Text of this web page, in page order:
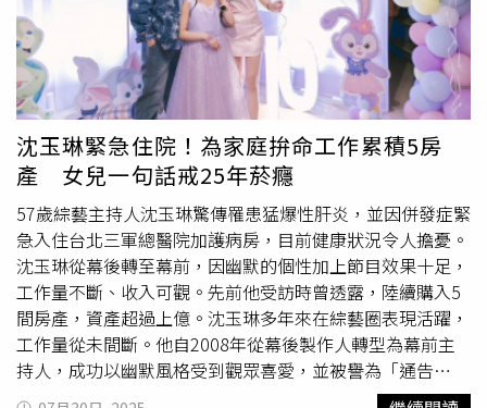
幫）接下來，她與射手座的小禎搭檔主持了4集，又與水瓶
座的阿Ken合作。新的攝影棚、新的節目、新的搭檔和新的
來賓，讓她在尋找自己定位的過程中感到陌生、慌亂與忙
碌。甚至在錄影空檔吃便當時，還會突然冒出「我是誰、我
在哪、我為什麼會在這裡」的奇妙感受，深刻體會到天王星
顛覆性的力量，就是毫無道理地讓人面對變化。她也坦言，
剛接下任務時正逢水逆，幾乎所有錯誤與糾結都犯了一遍。
細心的觀眾會發現，她時而興奮、時而安靜，時而好看、時
而不那麼好看，時而自信、時而遲疑，這些狀態都與她內心
的掙扎有關。所幸隨著水逆結束，她逐漸找回穩定與自我，
也感謝TVBS和製作單位的包容與信任。她承諾會盡力守住
《11點熱吵店》，等待沈玉琳康復歸來，讓觀眾再度看到他
回到節目中的模樣。唐綺陽接下《11點熱吵店》主持工作，
與阿Ken（右）搭檔。（圖／翻攝自Facebook／唐綺陽占
星幫）
沈玉琳緊急住院！為家庭拚命工作累積5房
產 女兒一句話戒25年菸癮
57歲綜藝主持人沈玉琳驚傳罹患猛爆性肝炎，並因併發症緊
急入住台北三軍總醫院加護病房，目前健康狀況令人擔憂。
沈玉琳從幕後轉至幕前，因幽默的個性加上節目效果十足，
工作量不斷、收入可觀。先前他受訪時曾透露，陸續購入5
間房產，資產超過上億。沈玉琳多年來在綜藝圈表現活躍，
工作量從未間斷。他自2008年從幕後製作人轉型為幕前主
持人，成功以幽默風格受到觀眾喜愛，並被譽為「通告
王」、「荒謬大師
」及「收視王」。他也因工作拚命累積可